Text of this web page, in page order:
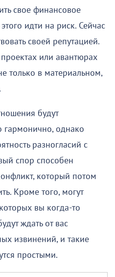
свое финансовое
идти на риск. Сейчас
своей репутацией.
или авантюрах
только в материальном,
будут
гармонично, однако
разногласий с
спор способен
который потом
Кроме того, могут
вы когда-то
ждать от вас
извинений, и такие
простыми.